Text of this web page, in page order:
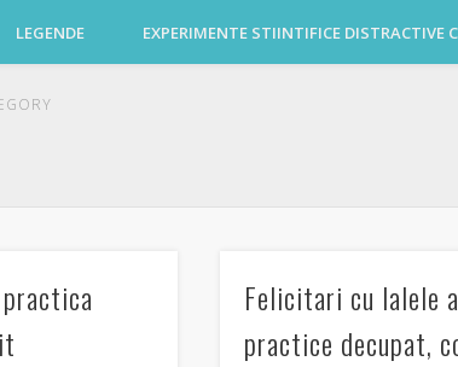
LEGENDE EXPERIMENTE STIINTIFICE DISTRACTIVE
Felicitari cu lalele
practice decupat,